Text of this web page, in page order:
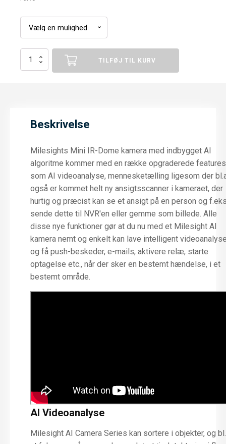
Milesight
Dome
TILFØJ TIL KURV
Beskrivelse
Milesights Mini IR-Dome kamera med indbygget AI
algoritme kommer med en række opgraderede
som AI videoanalyse, mennesketælling ligesom der
også er kommet helt ny ansigtsscanner i kameraet, der
hurtig og præcist kan se et ansigt på en person og
sende dette til NVR'en eller gemme som billede. Alle
disse nye funktioner gør at du nu med et Milesight AI
kamera nemt og enkelt kan lave intelligent
og få push-beskeder, e-mails, aktivere relæ, starte
optagelse etc., når der sker en bestemt hændelse, i et
bestemt område.
AI Videoanalyse
Milesight AI Camera Series kan sortere i objekter, og